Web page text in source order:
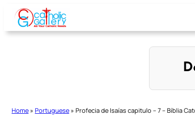
Skip
content
Home » Portuguese » Profecia de Isaías capitulo – 7 – Bíblia